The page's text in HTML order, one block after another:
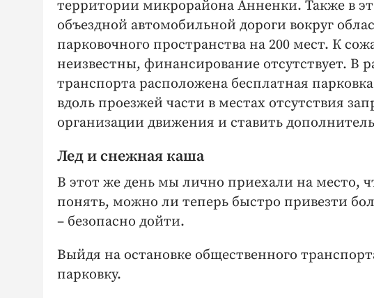
территории микрорайона Анненки. Также в
объездной автомобильной дороги вокруг
парковочного пространства на 200 мест. К
неизвестны, финансирование отсутствует. В
транспорта расположена бесплатная
вдоль проезжей части в местах отсутствия
организации движения и ставить
Лед и снежная каша
В этот же день мы лично приехали на место,
понять, можно ли теперь быстро привезти
– безопасно дойти.
Выйдя на остановке общественного
парковку.